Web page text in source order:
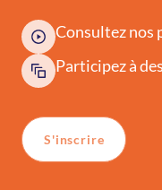
Consultez nos
Participez à
S'inscrire